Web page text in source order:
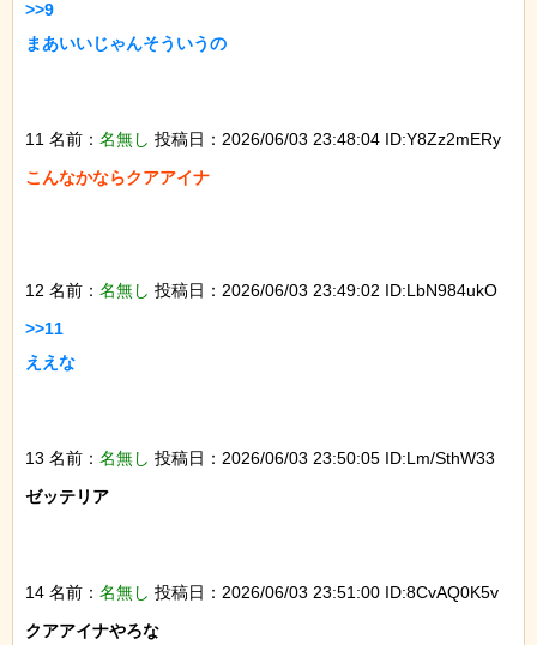
>>9
まあいいじゃんそういうの
11 名前： 名無し 投稿日：2026/06/03 23:48:04 ID:Y8Zz2mERy
こんなかならクアアイナ
12 名前： 名無し 投稿日：2026/06/03 23:49:02 ID:LbN984ukO
>>11
ええな
13 名前： 名無し 投稿日：2026/06/03 23:50:05 ID:Lm/SthW33
ゼッテリア
14 名前： 名無し 投稿日：2026/06/03 23:51:00 ID:8CvAQ0K5v
クアアイナやろな